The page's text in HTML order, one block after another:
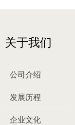
关于我们
公司介绍
发展历程
企业文化